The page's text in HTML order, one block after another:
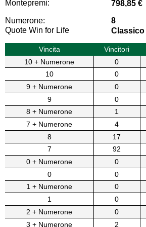
Montepremi:
798,85 €
Numerone:
8
Quote Win for Life
Classico
Vincita Vincitori
10 + Numerone
0
10
0
9 + Numerone
0
9
0
8 + Numerone
1
7 + Numerone
4
8
17
7
92
0 + Numerone
0
0
0
1 + Numerone
0
1
0
2 + Numerone
0
3 + Numerone
2